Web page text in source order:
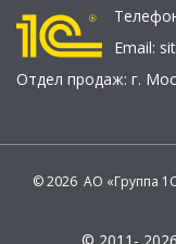
Email:
Отдел продаж: г.
© 2026 АО «Группа